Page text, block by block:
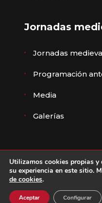
Jornadas
Jornadas
Programación
Media
Galerías
© Ayuntamiento de
privacidad
accesibilidad·
Utilizamos cookies propias y
su experiencia en este sitio.
de cookies.
Aceptar Configurar